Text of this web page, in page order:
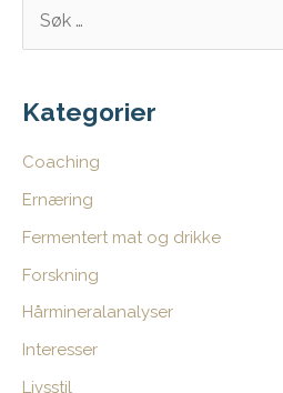
e
t
e
r
:
Kategorier
Coaching
Ernæring
Fermentert mat og drikke
Forskning
Hårmineralanalyser
Interesser
Livsstil